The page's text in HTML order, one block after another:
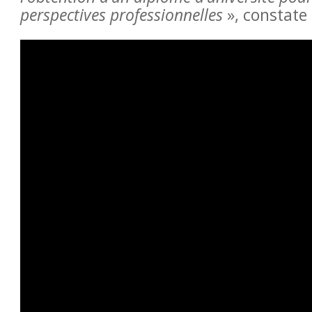
perspectives professionnelles »,